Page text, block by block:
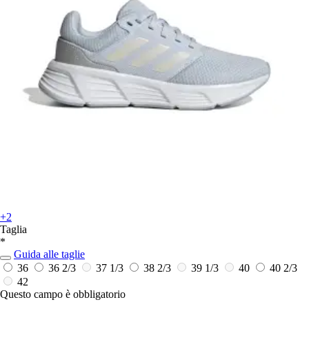
+2
Taglia
*
Guida alle taglie
36
36 2/3 37 1/3 38 2/3 39 1/3 40
40 2/3
42
Questo campo è obbligatorio